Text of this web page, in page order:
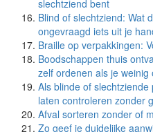
slechtziend bent
Blind of slechtziend: Wat
ongevraagd iets uit je
Braille op verpakkingen:
Boodschappen thuis
zelf ordenen als je weinig
Als blinde of
laten controleren zonder
Afval sorteren zonder of
Zo geef je duidelijke